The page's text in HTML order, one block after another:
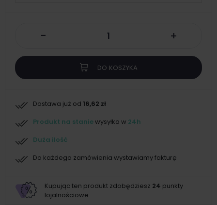
- +
DO KOSZYKA
Dostawa już od 16,62 zł
Produkt na staniewysyłka w 24h
Duża ilość
Do każdego zamówienia wystawiamy fakturę
Kupując ten produkt zdobędziesz 24 punkty
lojalnościowe